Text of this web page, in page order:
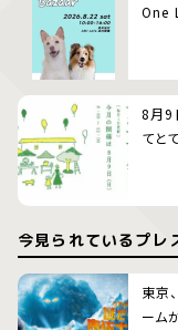
One
8月9
てと
今見られているプレ
東京
ーム